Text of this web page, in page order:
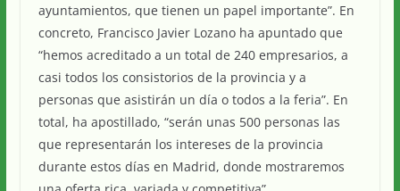
ayuntamientos, que tienen un papel importante”. En
concreto, Francisco Javier Lozano ha apuntado que
“hemos acreditado a un total de 240 empresarios, a
casi todos los consistorios de la provincia y a
personas que asistirán un día o todos a la feria”. En
total, ha apostillado, “serán unas 500 personas las
que representarán los intereses de la provincia
durante estos días en Madrid, donde mostraremos